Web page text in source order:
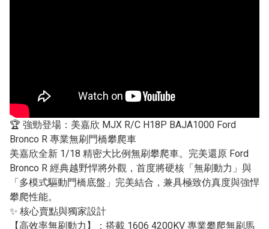
🏆 強勁登場：美嘉欣 MJX R/C H18P BAJA1000 Ford
Bronco R 專業無刷門橋攀爬車
美嘉欣全新 1/18 精密大比例無刷攀爬車。完美還原 Ford
Bronco R 經典越野悍將外觀，首度將硬核「無刷動力」與
「多模式驅動門橋底盤」完美結合，兼具極致仿真度與強悍
攀爬性能。
✨ 核心賣點與獨家設計
【高效率無刷動力】：搭載 1606 4200KV 專業攀爬無刷馬